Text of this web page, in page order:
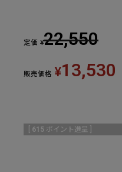
定価 ¥22,550
販売価格 ¥13,530
615 ポイント進呈 ]